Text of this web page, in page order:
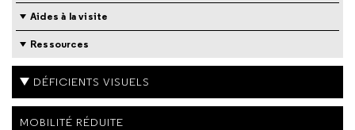
Aides à la visite
Ressources
DÉFICIENTS VISUELS
MOBILITÉ RÉDUITE